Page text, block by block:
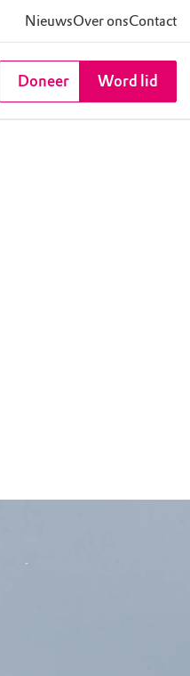
NieuwsOver onsContact
Doneer Word lid